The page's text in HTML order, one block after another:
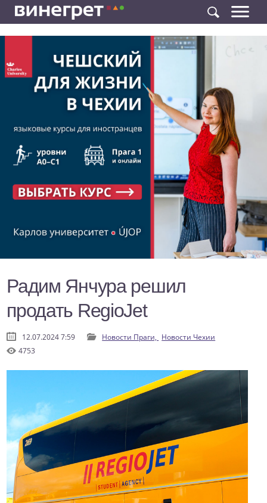
Радим Янчура решил
продать RegioJet
12.07.2024 7:59 Новости Праги, Новости Чехии
4753